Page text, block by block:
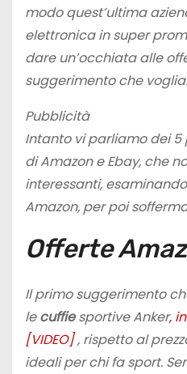
modo quest’ultima
elettronica in super
dare un’occhiata alle
suggerimento che
Pubblicità
Intanto vi parliamo dei
di Amazon e Ebay, che
interessanti,
Amazon, per poi
Offerte
Il primo suggerimento
lecuffiesportive Anker,
[VIDEO], rispetto al
ideali per chi fa sport.